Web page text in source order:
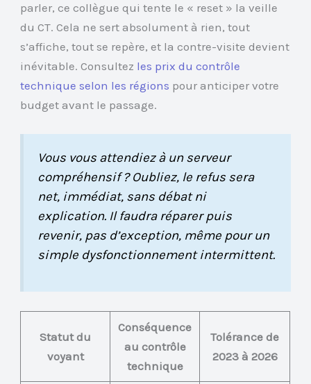
parler, ce collègue qui tente le « reset » la veille
du CT. Cela ne sert absolument à rien, tout
s’affiche, tout se repère, et la contre-visite devient
inévitable. Consultez les prix du contrôle
technique selon les régions pour anticiper votre
budget avant le passage.
Vous vous attendiez à un serveur
compréhensif ? Oubliez, le refus sera
net, immédiat, sans débat ni
explication. Il faudra réparer puis
revenir, pas d’exception, même pour un
simple dysfonctionnement intermittent.
Statut du
voyant
Conséquence
au contrôle
technique
Tolérance de
2023 à 2026